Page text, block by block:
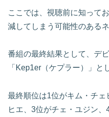
ここでは、視聴前に知って
減してしまう可能性のある
番組の最終結果として、デ
「Kep1er（ケプラー）」と
最終順位は1位がキム・チ
ヒエ、3位がチェ・ユジン、